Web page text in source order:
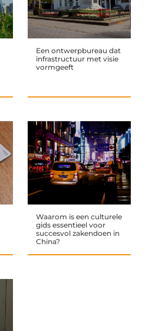
Een ontwerpbureau dat
infrastructuur met visie
vormgeeft
Waarom is een culturele
gids essentieel voor
succesvol zakendoen in
China?